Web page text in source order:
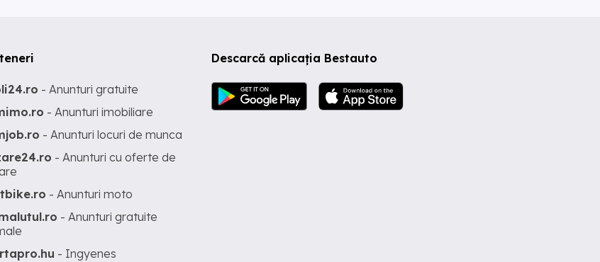
Descarcă aplicația Bestauto
- Anunturi gratuite
- Anunturi imobiliare
- Anunturi locuri de munca
- Anunturi cu oferte de
- Anunturi moto
- Anunturi gratuite
- Ingyenes